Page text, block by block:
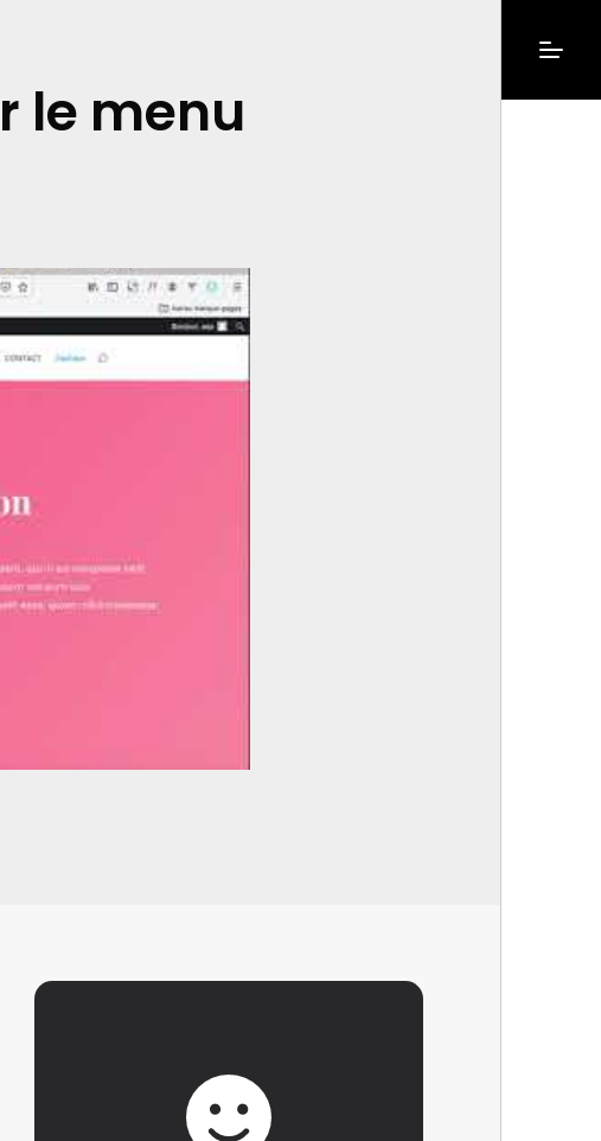
le menu